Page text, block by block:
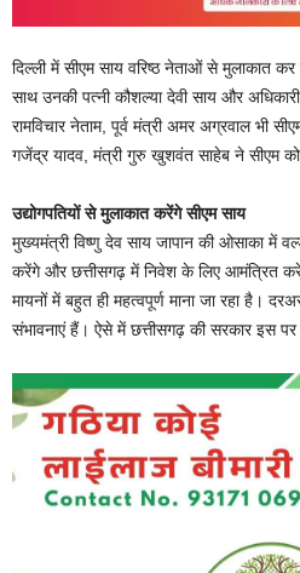
दिल्ली में सीएम साय वरिष्ठ नेताओं से मुलाकात
साथ उनकी पत्नी कौशल्या देवी साय और
रामविचार नेताम, पूर्व मंत्री अमर अग्रवाल भी
गजेंद्र यादव, मंत्री गुरु खुशवंत साहेब ने सीएम
उद्योगपतियों से मुलाकात करेंगे सीएम साय
मुख्यमंत्री विष्णु देव साय जापान की ओसाका में
करेंगे और छत्तीसगढ़ में निवेश के लिए आमंत्रित
मायनों में बहुत ही महत्वपूर्ण माना जा रहा है।
संभावनाएं हैं। ऐसे में छत्तीसगढ़ की सरकार इस